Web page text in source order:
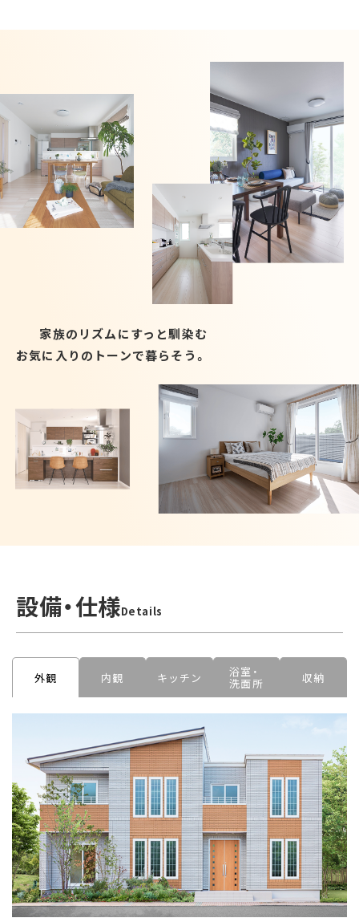
家族のリズムにすっと馴染む
お気に入りのトーンで暮らそう。
設備・仕様Details
外観 内観 キッチン 浴室・
洗面所 収納